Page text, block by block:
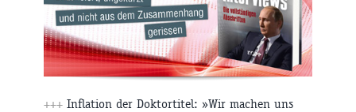
+++ Inflation der Doktortitel: »Wir machen uns